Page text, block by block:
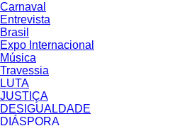
Carnaval
Entrevista
Brasil
Expo Internacional
Música
Travessia
LUTA
JUSTIÇA
DESIGUALDADE
DIÁSPORA